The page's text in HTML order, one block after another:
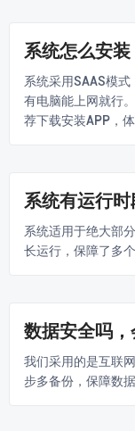
系统怎么安
系统采用SAAS模
有电脑能上网就行
荐下载安装APP，体
系统有运行
系统适用于绝大部
长运行，保障了多
数据安全吗
我们采用的是互联
步多备份，保障数